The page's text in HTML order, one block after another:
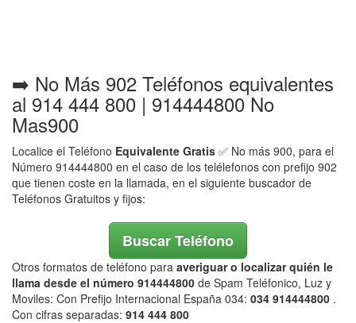
➡️ No Más 902 Teléfonos equivalentes
al 914 444 800 | 914444800 No
Mas900
Localice el Teléfono Equivalente Gratis ✅ No más 900, para el
Número 914444800 en el caso de los telélefonos con prefijo 902
que tienen coste en la llamada, en el siguiente buscador de
Teléfonos Gratuitos y fijos:
Buscar Teléfono
Otros formatos de teléfono para averiguar o localizar quién le
llama desde el número 914444800 de Spam Teléfonico, Luz y
Moviles: Con Prefijo Internacional España 034: 034 914444800 .
Con cifras separadas: 914 444 800